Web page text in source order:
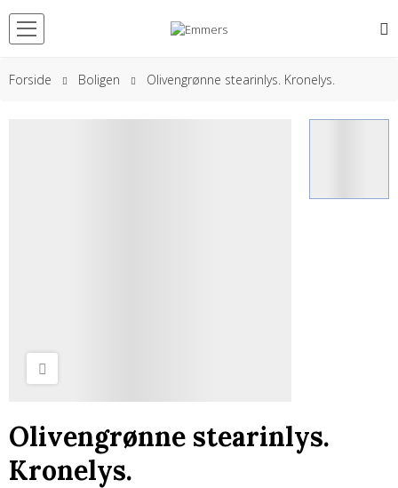
Forside Boligen Olivengrønne stearinlys. Kronelys.
Olivengrønne stearinlys.
Kronelys.